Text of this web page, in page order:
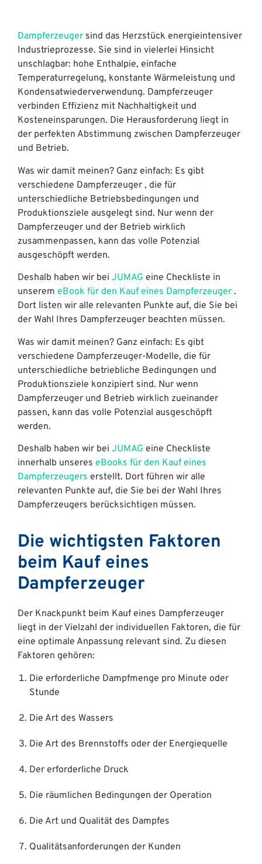
Dampferzeuger sind das Herzstück energieintensiver
Industrieprozesse. Sie sind in vielerlei Hinsicht
unschlagbar: hohe Enthalpie, einfache
Temperaturregelung, konstante Wärmeleistung und
Kondensatwiederverwendung. Dampferzeuger
verbinden Effizienz mit Nachhaltigkeit und
Kosteneinsparungen. Die Herausforderung liegt in
der perfekten Abstimmung zwischen Dampferzeuger
und Betrieb.
Was wir damit meinen? Ganz einfach: Es gibt
verschiedene Dampferzeuger , die für
unterschiedliche Betriebsbedingungen und
Produktionsziele ausgelegt sind. Nur wenn der
Dampferzeuger und der Betrieb wirklich
zusammenpassen, kann das volle Potenzial
ausgeschöpft werden.
Deshalb haben wir bei JUMAG eine Checkliste in
unserem eBook für den Kauf eines Dampferzeuger .
Dort listen wir alle relevanten Punkte auf, die Sie bei
der Wahl Ihres Dampferzeuger beachten müssen.
Was wir damit meinen? Ganz einfach: Es gibt
verschiedene Dampferzeuger-Modelle, die für
unterschiedliche betriebliche Bedingungen und
Produktionsziele konzipiert sind. Nur wenn
Dampferzeuger und Betrieb wirklich zueinander
passen, kann das volle Potenzial ausgeschöpft
werden.
Deshalb haben wir bei JUMAG eine Checkliste
innerhalb unseres eBooks für den Kauf eines
Dampferzeugers erstellt. Dort führen wir alle
relevanten Punkte auf, die Sie bei der Wahl Ihres
Dampferzeugers berücksichtigen müssen.
Die wichtigsten Faktoren
beim Kauf eines
Dampferzeuger
Der Knackpunkt beim Kauf eines Dampferzeuger
liegt in der Vielzahl der individuellen Faktoren, die für
eine optimale Anpassung relevant sind. Zu diesen
Faktoren gehören:
Die erforderliche Dampfmenge pro Minute oder
Stunde
Die Art des Wassers
Die Art des Brennstoffs oder der Energiequelle
Der erforderliche Druck
Die räumlichen Bedingungen der Operation
Die Art und Qualität des Dampfes
Qualitätsanforderungen der Kunden